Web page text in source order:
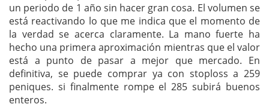
un periodo de 1 año sin hacer gran cosa. El volumen se
está reactivando lo que me indica que el momento de
la verdad se acerca claramente. La mano fuerte ha
hecho una primera aproximación mientras que el valor
está a punto de pasar a mejor que mercado. En
definitiva, se puede comprar ya con stoploss a 259
peniques. si finalmente rompe el 285 subirá buenos
enteros.